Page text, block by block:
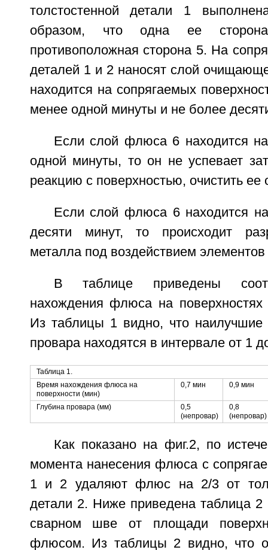
толстостенной детали 1
образом, что одна ее
противоположная сторона 5. На
деталей 1 и 2 наносят слой
находится на сопрягаемых
менее одной минуты и не более
Если слой флюса 6 находится
одной минуты, то он не успевает
реакцию с поверхностью, очистить ее
Если слой флюса 6 находится
десяти минут, то происходит
металла под воздействием
В таблице приведены
нахождения флюса на
Из таблицы 1 видно, что наилучшие
провара находятся в интервале от 1
Таблица 1.
Время нахождения флюса на
поверхности (мин)
0,7 мин 0,9 мин
Глубина провара (мм)
0,5
(непровар)
0,8
(непровар)
Как показано на фиг.2, по
момента нанесения флюса с
1 и 2 удаляют флюс на 2/3 от
детали 2. Ниже приведена таблица 2
сварном шве от площади
флюсом. Из таблицы 2 видно, что